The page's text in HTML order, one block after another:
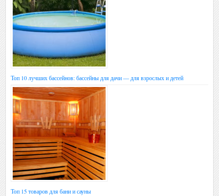
Топ 10 лучших бассейнов: бассейны для дачи — для взрослых и детей
Топ 15 товаров для бани и сауны